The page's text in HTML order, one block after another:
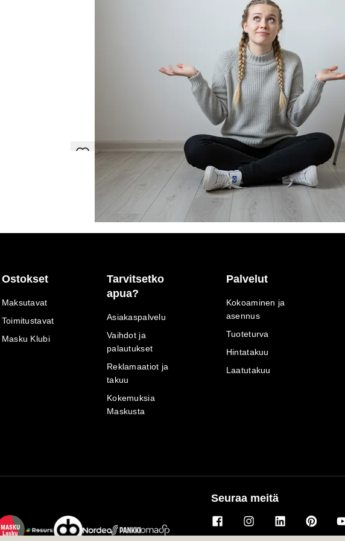
Ostokset
Maksutavat
Toimitustavat
Masku Klubi
Tarvitsetko
apua?
Asiakaspalvelu
Vaihdot ja
palautukset
Reklamaatiot ja
takuu
Kokemuksia
Maskusta
Palvelut
Kokoaminen ja
asennus
Tuoteturva
Hintatakuu
Laatutakuu
MASKU
Lasku
Seuraa meitä